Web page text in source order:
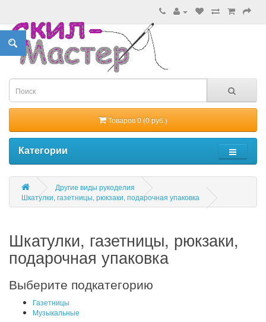
Товаров 0 (0 руб.)
Категории
Другие виды рукоделия
Шкатулки, газетницы, рюкзаки, подарочная упаковка
Шкатулки, газетницы, рюкзаки,
подарочная упаковка
Выберите подкатегорию
Газетницы
Музыкальные